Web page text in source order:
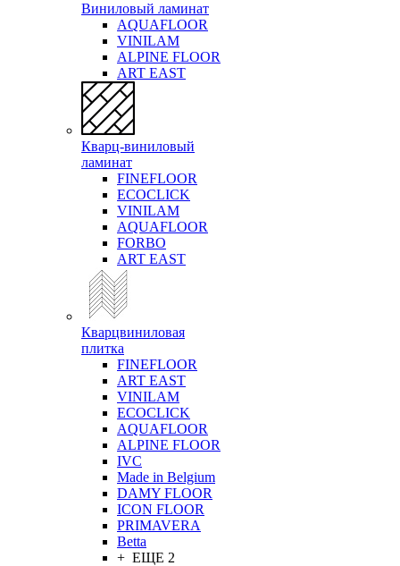
Виниловый ламинат
AQUAFLOOR
VINILAM
ALPINE FLOOR
ART EAST
Кварц-виниловый
ламинат
FINEFLOOR
ECOCLICK
VINILAM
AQUAFLOOR
FORBO
ART EAST
Кварцвиниловая
плитка
FINEFLOOR
ART EAST
VINILAM
ECOCLICK
AQUAFLOOR
ALPINE FLOOR
IVC
Made in Belgium
DAMY FLOOR
ICON FLOOR
PRIMAVERA
Betta
+ ЕЩЕ 2